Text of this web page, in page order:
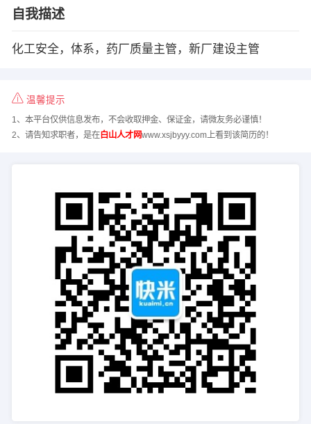
自我描述
化工安全，体系，药厂质量主管，新厂建设主管
温馨提示
1、本平台仅供信息发布，不会收取押金、保证金，请微友务必谨慎！
2、请告知求职者，是在白山人才网www.xsjbyyy.com上看到该简历的！